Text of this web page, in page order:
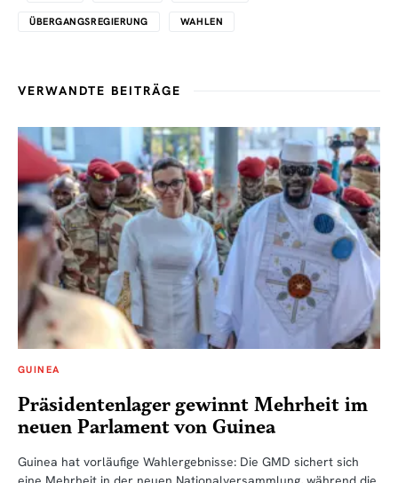
ÜBERGANGSREGIERUNG WAHLEN
VERWANDTE BEITRÄGE
GUINEA
Präsidentenlager gewinnt Mehrheit im
neuen Parlament von Guinea
Guinea hat vorläufige Wahlergebnisse: Die GMD sichert sich